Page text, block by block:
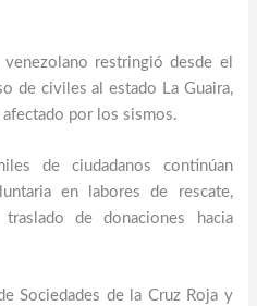
restringió desde el
de civiles al estado La Guaira,
por los sismos.
de ciudadanos continúan
en labores de rescate,
de donaciones hacia
Sociedades de la Cruz Roja y